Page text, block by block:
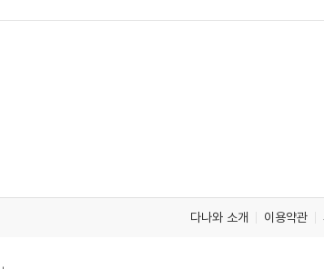
다나와 소개 이용약관